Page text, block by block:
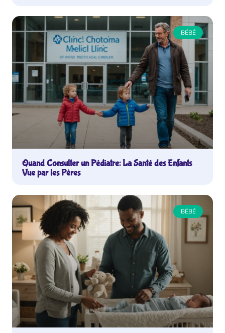
BÉBÉ
Quand Consulter un Pédiatre: La Santé des Enfants
Vue par les Pères
BÉBÉ